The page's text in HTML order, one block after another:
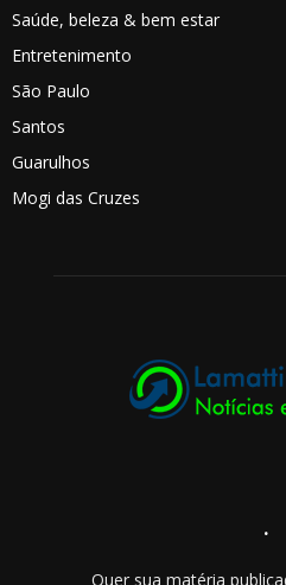
Saúde, beleza & bem estar
Entretenimento
São Paulo
Santos
Guarulhos
Mogi das Cruzes
.
Quer sua matéria